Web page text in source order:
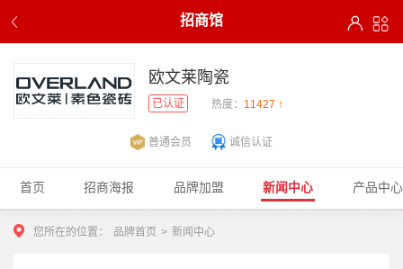
招商馆
欧文莱陶瓷
已认证 热度： 11427 ↑
普通会员 诚信认证
首页 招商海报 品牌加盟 新闻中心 产品中心
您所在的位置： 品牌首页 > 新闻中心